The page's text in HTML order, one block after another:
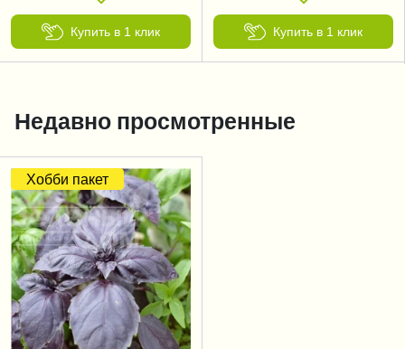
Купить в 1 клик Купить в 1 клик
Недавно просмотренные
Хобби пакет